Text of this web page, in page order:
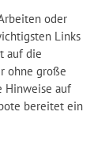
oder
Links
auf die
ohne große
Hinweise auf
bereitet ein